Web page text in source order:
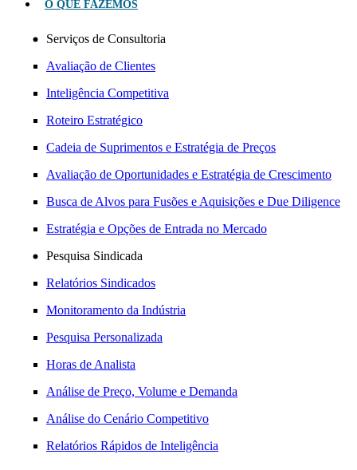
O QUE FAZEMOS
Serviços de Consultoria
Avaliação de Clientes
Inteligência Competitiva
Roteiro Estratégico
Cadeia de Suprimentos e Estratégia de Preços
Avaliação de Oportunidades e Estratégia de Crescimento
Busca de Alvos para Fusões e Aquisições e Due Diligence
Estratégia e Opções de Entrada no Mercado
Pesquisa Sindicada
Relatórios Sindicados
Monitoramento da Indústria
Pesquisa Personalizada
Horas de Analista
Análise de Preço, Volume e Demanda
Análise do Cenário Competitivo
Relatórios Rápidos de Inteligência